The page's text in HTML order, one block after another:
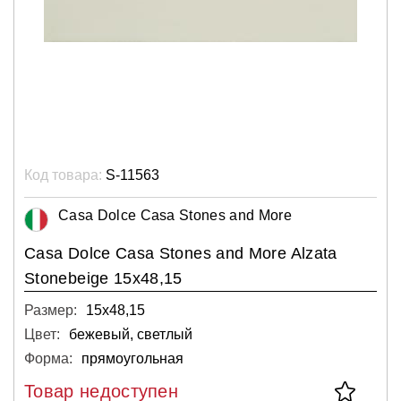
Код товара: S-11563
Casa Dolce Casa Stones and More
Casa Dolce Casa Stones and More Alzata
Stonebeige 15x48,15
Размер:
15х48,15
Цвет:
бежевый, светлый
Форма:
прямоугольная
Товар недоступен